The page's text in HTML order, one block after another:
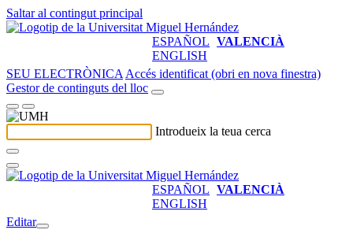
Saltar al contingut principal
ESPAÑOL VALENCIÀ
ENGLISH
SEU ELECTRÒNICA Accés identificat (obri en nova finestra)
Gestor de continguts del lloc
Introdueix la teua cerca
ESPAÑOL VALENCIÀ
ENGLISH
Editar